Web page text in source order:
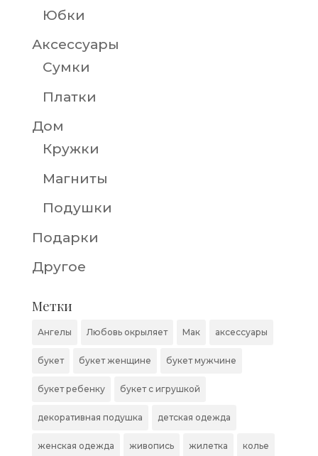
Юбки
Аксессуары
Сумки
Платки
Дом
Кружки
Магниты
Подушки
Подарки
Другое
Метки
Ангелы Любовь окрыляет Мак аксессуары
букет букет женщине букет мужчине
букет ребенку букет с игрушкой
декоративная подушка детская одежда
женская одежда живопись жилетка колье